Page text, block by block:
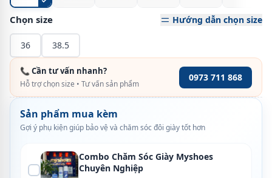
Chọn size Hướng dẫn chọn size
36 38.5
📞 Cần tư vấn nhanh?
Hỗ trợ chọn size • Tư vấn sản phẩm
0973 711 868
Sản phẩm mua kèm
Gợi ý phụ kiện giúp bảo vệ và chăm sóc đôi giày tốt hơn
Combo Chăm Sóc Giày Myshoes
Chuyên Nghiệp